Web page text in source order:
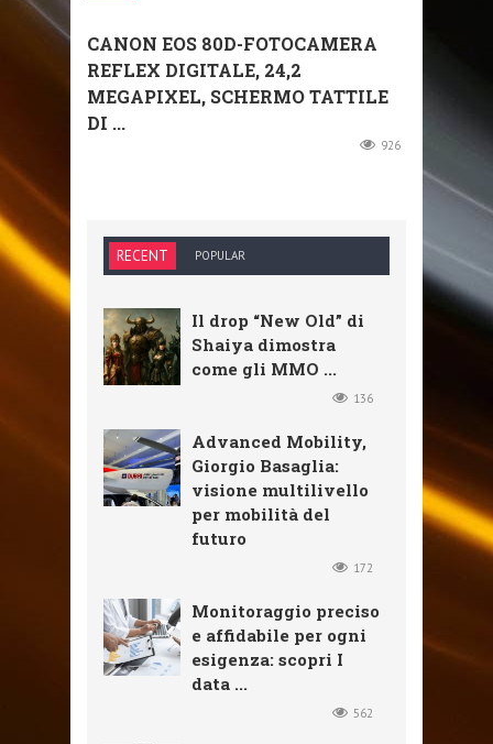
CANON EOS 80D-FOTOCAMERA
REFLEX DIGITALE, 24,2
MEGAPIXEL, SCHERMO TATTILE
DI ...
926
RECENT POPULAR
Il drop “New Old” di
Shaiya dimostra
come gli MMO ...
136
Advanced Mobility,
Giorgio Basaglia:
visione multilivello
per mobilità del
futuro
172
Monitoraggio preciso
e affidabile per ogni
esigenza: scopri I
data ...
562